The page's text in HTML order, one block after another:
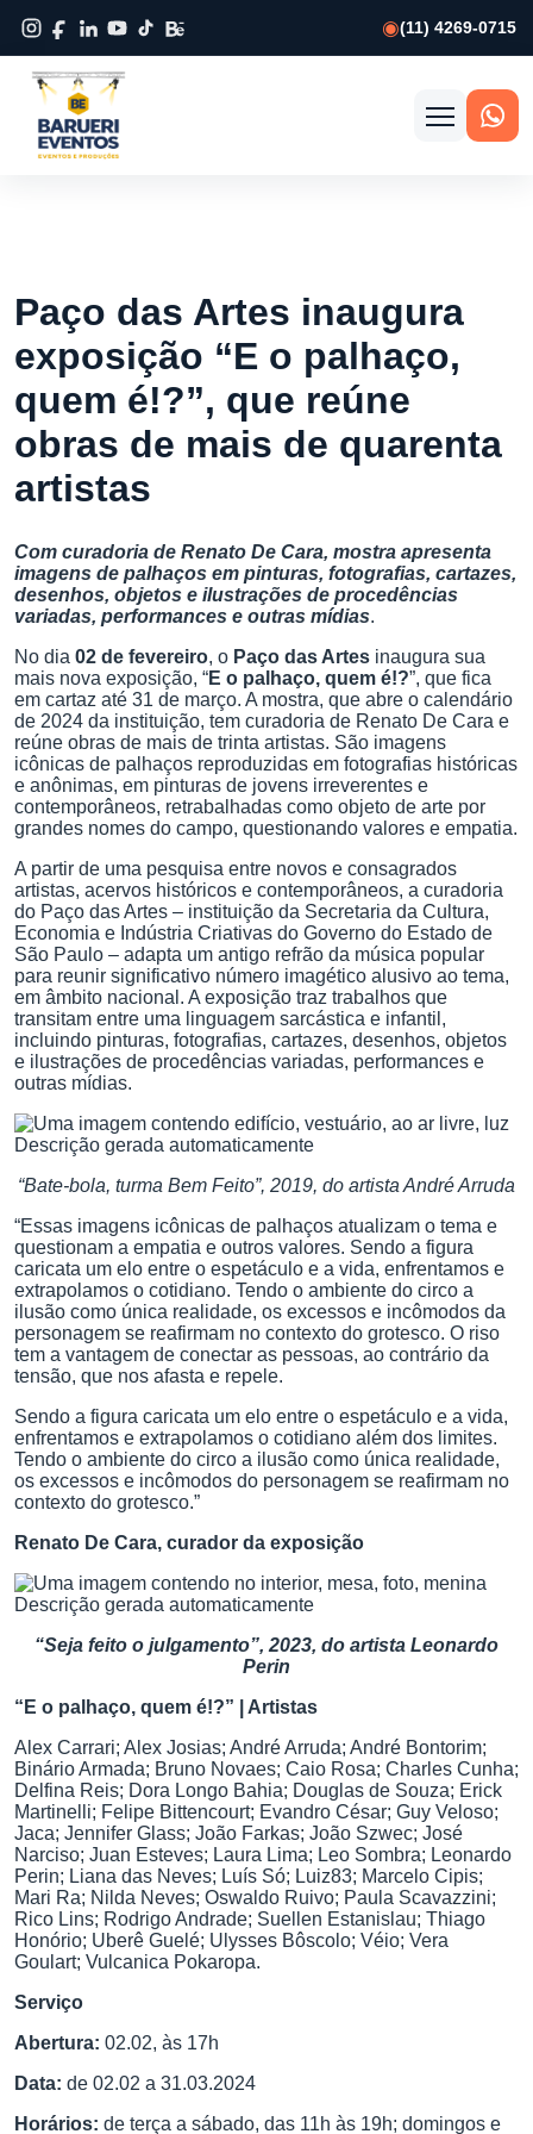
(11) 4269-0715
Abrir
Paço das Artes inaugura
exposição “E o palhaço,
quem é!?”, que reúne
obras de mais de quarenta
artistas
Com curadoria de Renato De Cara, mostra apresenta
imagens de palhaços em pinturas, fotografias, cartazes,
desenhos, objetos e ilustrações de procedências
variadas, performances e outras mídias.
No dia 02 de fevereiro, o Paço das Artes inaugura sua
mais nova exposição, “E o palhaço, quem é!?”, que fica
em cartaz até 31 de março. A mostra, que abre o calendário
de 2024 da instituição, tem curadoria de Renato De Cara e
reúne obras de mais de trinta artistas. São imagens
icônicas de palhaços reproduzidas em fotografias históricas
e anônimas, em pinturas de jovens irreverentes e
contemporâneos, retrabalhadas como objeto de arte por
grandes nomes do campo, questionando valores e empatia.
A partir de uma pesquisa entre novos e consagrados
artistas, acervos históricos e contemporâneos, a curadoria
do Paço das Artes – instituição da Secretaria da Cultura,
Economia e Indústria Criativas do Governo do Estado de
São Paulo – adapta um antigo refrão da música popular
para reunir significativo número imagético alusivo ao tema,
em âmbito nacional. A exposição traz trabalhos que
transitam entre uma linguagem sarcástica e infantil,
incluindo pinturas, fotografias, cartazes, desenhos, objetos
e ilustrações de procedências variadas, performances e
outras mídias.
“Bate-bola, turma Bem Feito”, 2019, do artista André Arruda
“Essas imagens icônicas de palhaços atualizam o tema e
questionam a empatia e outros valores. Sendo a figura
caricata um elo entre o espetáculo e a vida, enfrentamos e
extrapolamos o cotidiano. Tendo o ambiente do circo a
ilusão como única realidade, os excessos e incômodos da
personagem se reafirmam no contexto do grotesco. O riso
tem a vantagem de conectar as pessoas, ao contrário da
tensão, que nos afasta e repele.
Sendo a figura caricata um elo entre o espetáculo e a vida,
enfrentamos e extrapolamos o cotidiano além dos limites.
Tendo o ambiente do circo a ilusão como única realidade,
os excessos e incômodos do personagem se reafirmam no
contexto do grotesco.”
Renato De Cara, curador da exposição
“Seja feito o julgamento”, 2023, do artista Leonardo
Perin
“E o palhaço, quem é!?” | Artistas
Alex Carrari; Alex Josias; André Arruda; André Bontorim;
Binário Armada; Bruno Novaes; Caio Rosa; Charles Cunha;
Delfina Reis; Dora Longo Bahia; Douglas de Souza; Erick
Martinelli; Felipe Bittencourt; Evandro César; Guy Veloso;
Jaca; Jennifer Glass; João Farkas; João Szwec; José
Narciso; Juan Esteves; Laura Lima; Leo Sombra; Leonardo
Perin; Liana das Neves; Luís Só; Luiz83; Marcelo Cipis;
Mari Ra; Nilda Neves; Oswaldo Ruivo; Paula Scavazzini;
Rico Lins; Rodrigo Andrade; Suellen Estanislau; Thiago
Honório; Uberê Guelé; Ulysses Bôscolo; Véio; Vera
Goulart; Vulcanica Pokaropa.
Serviço
Abertura: 02.02, às 17h
Data: de 02.02 a 31.03.2024
Horários: de terça a sábado, das 11h às 19h; domingos e